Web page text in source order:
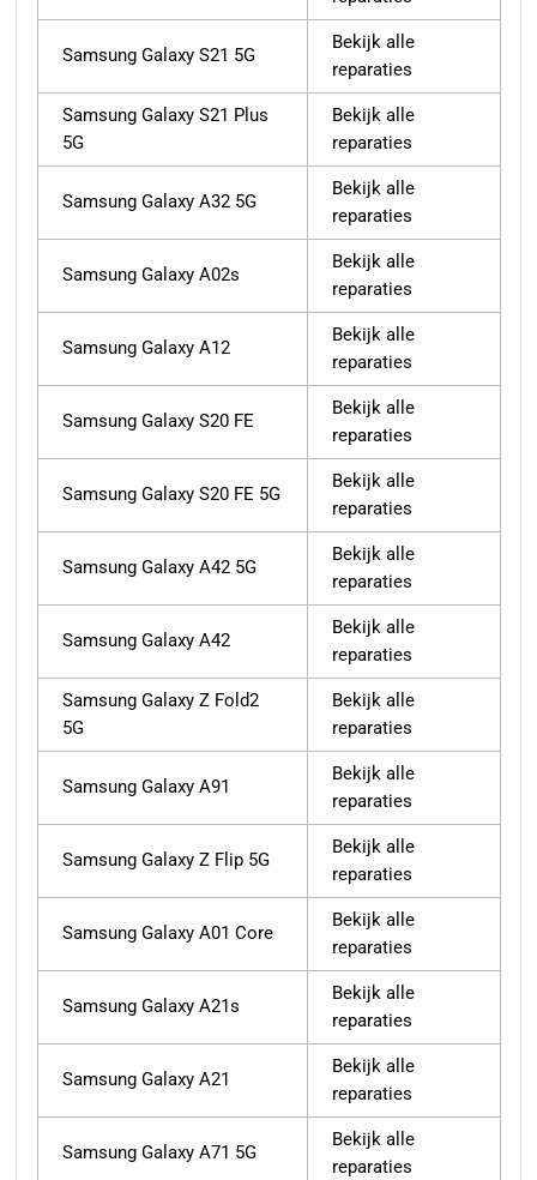
Samsung Galaxy S21 5G
Bekijk alle
reparaties
Samsung Galaxy S21 Plus
5G
Bekijk alle
reparaties
Samsung Galaxy A32 5G
Bekijk alle
reparaties
Samsung Galaxy A02s
Bekijk alle
reparaties
Samsung Galaxy A12
Bekijk alle
reparaties
Samsung Galaxy S20 FE
Bekijk alle
reparaties
Samsung Galaxy S20 FE 5G
Bekijk alle
reparaties
Samsung Galaxy A42 5G
Bekijk alle
reparaties
Samsung Galaxy A42
Bekijk alle
reparaties
Samsung Galaxy Z Fold2
5G
Bekijk alle
reparaties
Samsung Galaxy A91
Bekijk alle
reparaties
Samsung Galaxy Z Flip 5G
Bekijk alle
reparaties
Samsung Galaxy A01 Core
Bekijk alle
reparaties
Samsung Galaxy A21s
Bekijk alle
reparaties
Samsung Galaxy A21
Bekijk alle
reparaties
Samsung Galaxy A71 5G
Bekijk alle
reparaties